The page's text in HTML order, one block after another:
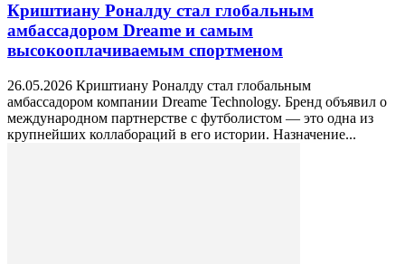
Криштиану Роналду стал глобальным
амбассадором Dreame и самым
высокооплачиваемым спортменом
26.05.2026 Криштиану Роналду стал глобальным
амбассадором компании Dreame Technology. Бренд объявил о
международном партнерстве с футболистом — это одна из
крупнейших коллабораций в его истории. Назначение...